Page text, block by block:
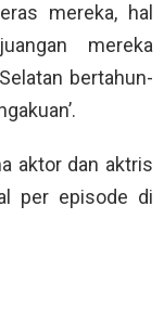
mereka, hal
mereka
bertahun-
aktor dan aktris
per episode di